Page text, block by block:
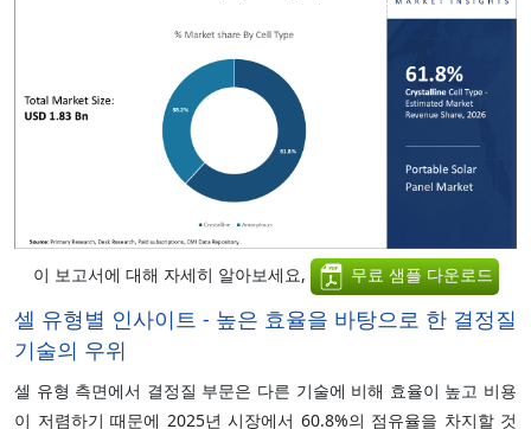
이 보고서에 대해 자세히 알아보세요, 무료 샘플 다운로드
셀 유형별 인사이트 - 높은 효율을 바탕으로 한 결정질
기술의 우위
셀 유형 측면에서 결정질 부문은 다른 기술에 비해 효율이 높고 비용
이 저렴하기 때문에 2025년 시장에서 60.8%의 점유율을 차지할 것